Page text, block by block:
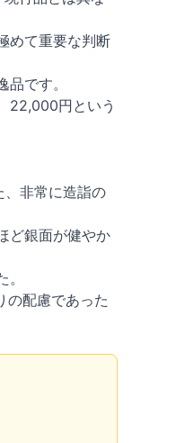
めて重要な判断
です。
22,000円という
非常に造詣の
ど銀面が健やか
の配慮であった